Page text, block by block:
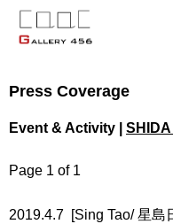
Press Coverage
Event & Activity |
Page 1 of 1
2019.4.7 [Sing Tao/ 星島